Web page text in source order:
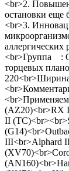
<br>2.
остановки еще
<br>3.
аллергических
<br>Группа :
торцевых
(AZ20)<br>RX
II
III<br>Alphard